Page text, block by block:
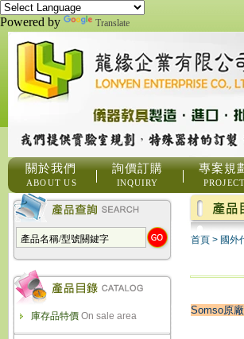
Powered by Translate
關於我們
ABOUT US
詢價訂購
INQUIRY
專案規
PROJECT
庫存品特價 On sale area
首頁 > 國外
Somso原